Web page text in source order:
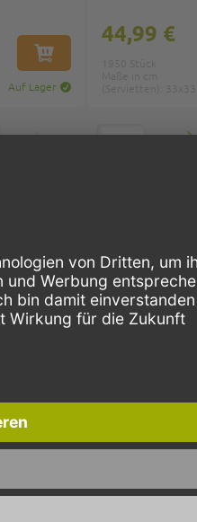
Auf Lager
IN DEN WARENKORB
44,99 €
Sie in unterschiedlichen Farben
können. Hier führen wir von
ist äußerst
erinnert an feine Stoffservietten.
Sie aus vielen aktuellen
von Creme über Terrakotta bis
Farbtönen – bei uns finden